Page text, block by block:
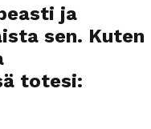
ja
sen. Kuten
totesi: